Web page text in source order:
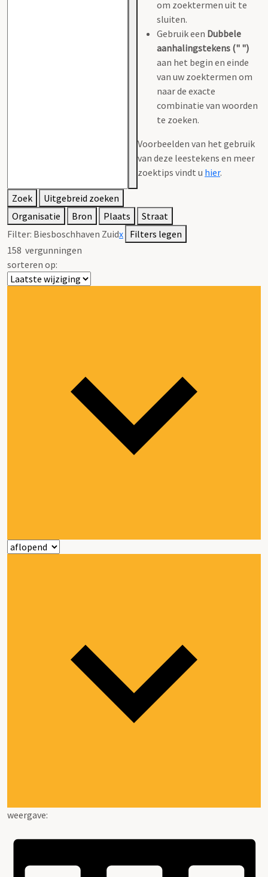
om zoektermen uit te
sluiten.
Gebruik een Dubbele
aanhalingstekens (" ")
aan het begin en einde
van uw zoektermen om
naar de exacte
combinatie van woorden
te zoeken.
Voorbeelden van het gebruik
van deze leestekens en meer
zoektips vindt u hier.
Zoek
Uitgebreid zoeken
Organisatie
Bron Plaats
Straat
Filter: Biesboschhaven Zuidx Filters legen
158 vergunningen
sorteren op:
weergave: